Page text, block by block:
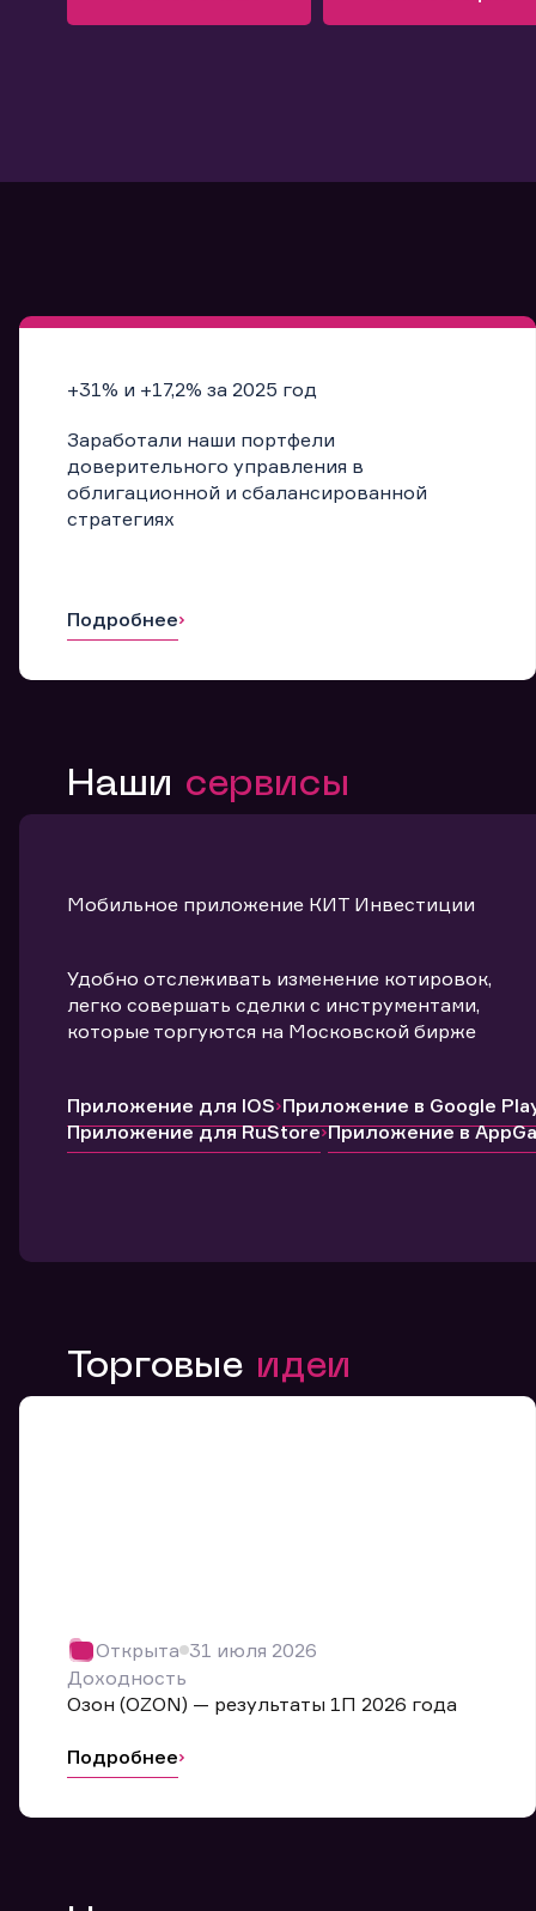
+31% и +17,2% за 2025 год
Заработали наши портфели
доверительного управления в
облигационной и сбалансированной
стратегиях
Подробнее
Наши сервисы
Мобильное приложение КИТ Инвестиции
Удобно отслеживать изменение котировок,
легко совершать сделки с инструментами,
которые торгуются на Московской бирже
Приложение для IOS Приложение в Google
Приложение для RuStore Приложение в
Торговые идеи
Открыта 31 июля 2026
Доходность
Озон (OZON) — результаты 1П 2026 года
Подробнее
Мы